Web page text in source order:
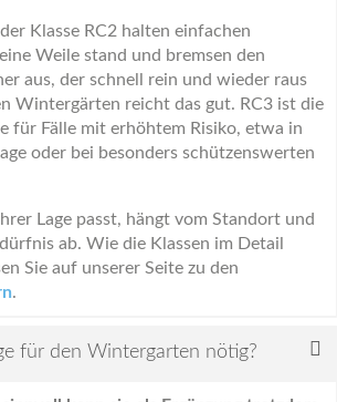
Klasse RC2 halten einfachen
Weile stand und bremsen den
aus, der schnell rein und wieder raus
Wintergärten reicht das gut. RC3 ist die
für Fälle mit erhöhtem Risiko, etwa in
oder bei besonders schützenswerten
Lage passt, hängt vom Standort und
ab. Wie die Klassen im Detail
Sie auf unserer Seite zu den
.
für den Wintergarten nötig?